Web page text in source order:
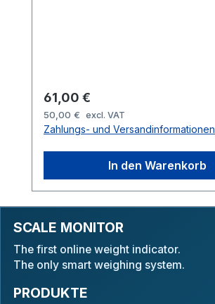
Regulärer Preis:
61,00 €
50,00 € excl. VAT
Zahlungs- und Versandinformationen
In den Warenkorb
SCALE MONITOR
The first online weight indicator.
The only smart weighing system.
PRODUKTE